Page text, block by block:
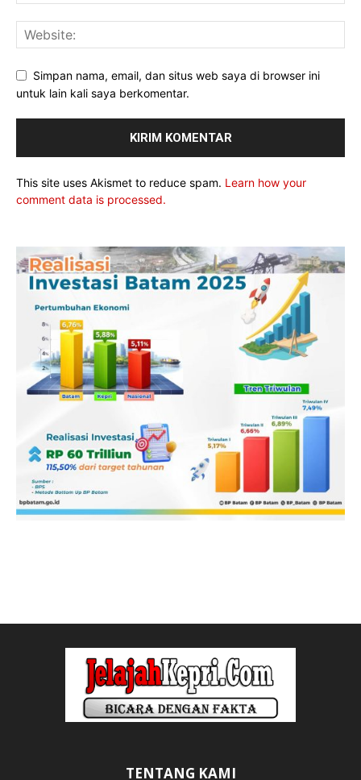
Simpan nama, email, dan situs web saya di browser ini
untuk lain kali saya berkomentar.
This site uses Akismet to reduce spam. Learn how your
comment data is processed.
TENTANG KAMI